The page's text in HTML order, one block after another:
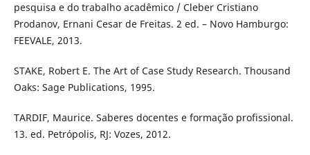
pesquisa e do trabalho acadêmico / Cleber Cristiano
Prodanov, Ernani Cesar de Freitas. 2 ed. – Novo Hamburgo:
FEEVALE, 2013.
STAKE, Robert E. The Art of Case Study Research. Thousand
Oaks: Sage Publications, 1995.
TARDIF, Maurice. Saberes docentes e formação profissional.
13. ed. Petrópolis, RJ: Vozes, 2012.